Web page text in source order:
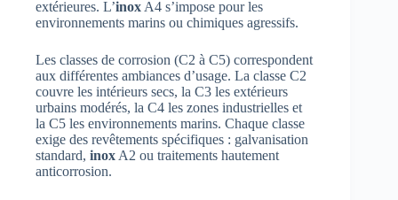
extérieures. L’inox A4 s’impose pour les
environnements marins ou chimiques agressifs.
Les classes de corrosion (C2 à C5) correspondent
aux différentes ambiances d’usage. La classe C2
couvre les intérieurs secs, la C3 les extérieurs
urbains modérés, la C4 les zones industrielles et
la C5 les environnements marins. Chaque classe
exige des revêtements spécifiques : galvanisation
standard, inox A2 ou traitements hautement
anticorrosion.